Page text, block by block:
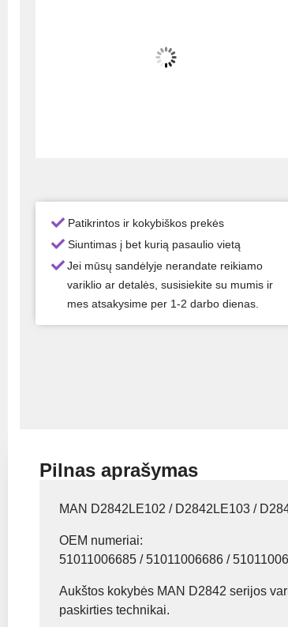
Patikrintos ir kokybiškos prekės
Siuntimas į bet kurią pasaulio vietą
Jei mūsų sandėlyje nerandate reikiamo
variklio ar detalės, susisiekite su mumis ir
mes atsakysime per 1-2 darbo dienas.
Pilnas aprašymas
MAN D2842LE102 / D2842LE103 /
OEM numeriai:
51011006685 / 51011006686 /
Aukštos kokybės MAN D2842 serijos
paskirties technikai.